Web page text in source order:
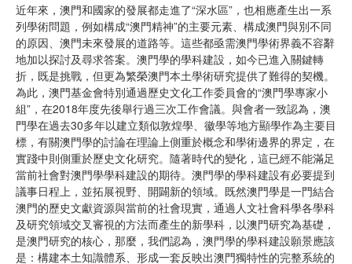
近年來，澳門和國家的發展都走進了“深水區”，也相應產生出一系
列學術問題，例如構成“澳門精神”的主要元素、構成澳門與別不同
的原因、澳門未來發展的道路等。這些都亟需澳門學術界義不容辭
地加以探討及尋求答案。澳門學的學科建設，如今已進入關鍵轉
折，既是挑戰，但更為繁榮澳門本土學術研究提供了難得的契機。
為此，澳門基金會特別通過歷史文化工作委員會的“澳門學專家小
組”，在2018年度先後舉行過三次工作會議。與會者一致認為，澳
門學在過去30多年以建立類似敦煌學、徽學等地方顯學作為主要目
標，有關澳門學的討論在理論上側重於概念和學術邊界的界定，在
實踐中則側重於歷史文化研究。隨著時代的變化，這已經不能滿足
當前社會對澳門學學科建設的期待。澳門學的學科建設有必要提到
議事日程上，並拓展視野、開闢新的領域。既然澳門學是一門結合
澳門的歷史文獻資源與當前的社會現實，通過人文社會科學各學科
及研究領域交叉審視的方法而產生的新學科，以澳門研究為基礎，
是澳門研究的核心，那麼，我們認為，澳門學的學科建設願景應該
是：構建本土知識體系、形成一套反映出澳門獨特性的完整系統的